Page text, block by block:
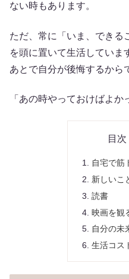
ない時もあります。
ただ、常に「いま、できる
を頭に置いて生活していま
あとで自分が後悔するから
「あの時やっておけばよか
目次
自宅で筋
新しいこ
読書
映画を観
自分の未
生活コス